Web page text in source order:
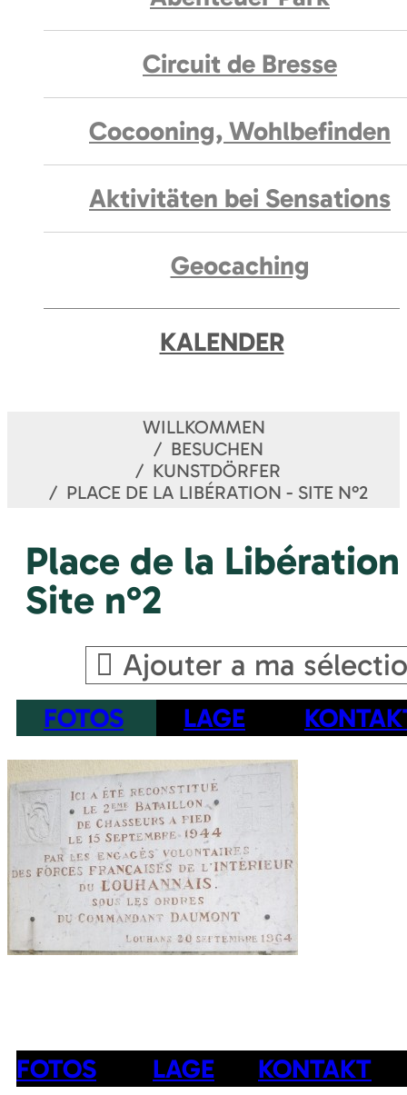
Circuit de Bresse
Cocooning, Wohlbefinden
Aktivitäten bei Sensations
Geocaching
KALENDER
WILLKOMMEN
BESUCHEN
KUNSTDÖRFER
PLACE DE LA LIBÉRATION - SITE N°2
Place de la
Site n°2
Ajouter a ma
FOTOS LAGE
FOTOS LAGE KONTAKT